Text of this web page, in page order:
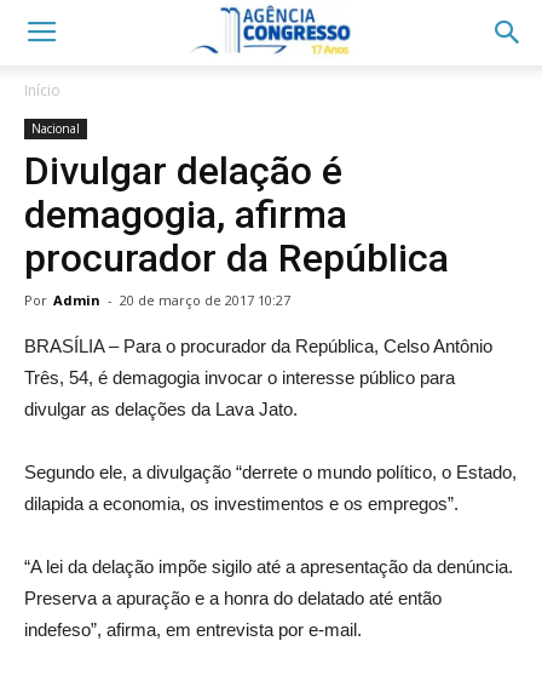
Início
Nacional
Divulgar delação é
demagogia, afirma
procurador da República
Por Admin - 20 de março de 2017 10:27
BRASÍLIA – Para o procurador da República, Celso Antônio
Três, 54, é demagogia invocar o interesse público para
divulgar as delações da Lava Jato.
Segundo ele, a divulgação “derrete o mundo político, o Estado,
dilapida a economia, os investimentos e os empregos”.
“A lei da delação impõe sigilo até a apresentação da denúncia.
Preserva a apuração e a honra do delatado até então
indefeso”, afirma, em entrevista por e-mail.